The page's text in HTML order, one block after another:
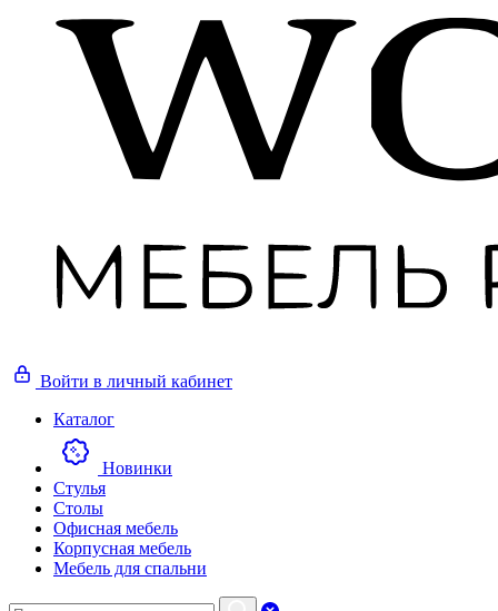
Войти в личный кабинет
Каталог
Новинки
Стулья
Столы
Офисная мебель
Корпусная мебель
Мебель для спальни